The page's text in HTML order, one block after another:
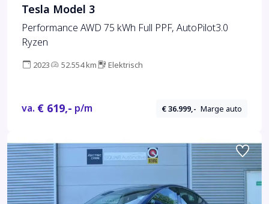
Tesla Model 3
Performance AWD 75 kWh Full PPF, AutoPilot3.0
Ryzen
2023 52.554 km Elektrisch
va. € 619,- p/m € 36.999,- Marge auto